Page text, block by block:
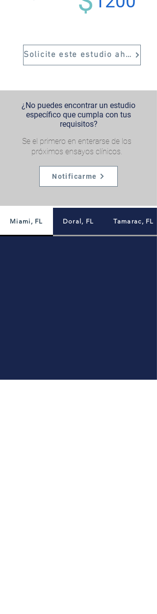
Solicite este estudio ahora
¿No puedes encontrar un estudio
específico que cumpla con tus
requisitos?
Se el primero en enterarse de los
próximos ensayos clínicos.
Notificarme
Miami, FL Doral, FL Tamarac, FL